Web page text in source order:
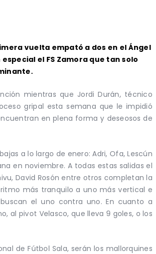
vuelta empató a dos en el Ángel
el FS Zamora que tan solo
mientras que Jordi Durán, técnico
gripal esta semana que le impidió
en plena forma y deseosos de
a lo largo de enero: Adri, Ofa, Lescún
en noviembre. A todas estas salidas el
David Rosón entre otros completan la
más tranquilo a uno más vertical e
el uno contra uno. En cuanto a
al pivot Velasco, que lleva 9 goles, o los
de Fútbol Sala, serán los mallorquines